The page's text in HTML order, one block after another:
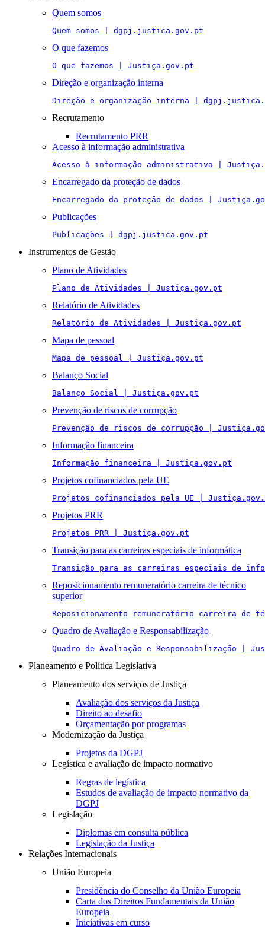
Quem somos
Quem somos | dgpj.justica.gov.pt
O que fazemos
O que fazemos | Justiça.gov.pt
Direção e organização interna
Direção e organização interna |
Recrutamento
Recrutamento PRR
Acesso à informação administrativa
Acesso à informação administrativa |
Encarregado da proteção de dados
Encarregado da proteção de dados |
Publicações
Publicações | dgpj.justica.gov.pt
Instrumentos de Gestão
Plano de Atividades
Plano de Atividades | Justiça.gov.pt
Relatório de Atividades
Relatório de Atividades | Justiça.gov.pt
Mapa de pessoal
Mapa de pessoal | Justiça.gov.pt
Balanço Social
Balanço Social | Justiça.gov.pt
Prevenção de riscos de corrupção
Prevenção de riscos de corrupção |
Informação financeira
Informação financeira | Justiça.gov.pt
Projetos cofinanciados pela UE
Projetos cofinanciados pela UE |
Projetos PRR
Projetos PRR | Justiça.gov.pt
Transição para as carreiras especiais de informática
Transição para as carreiras especiais de
Reposicionamento remuneratório carreira de técnico
superior
Reposicionamento remuneratório carreira
Quadro de Avaliação e Responsabilização
Quadro de Avaliação e Responsabilização |
Planeamento e Política Legislativa
Planeamento dos serviços de Justiça
Avaliação dos serviços da Justiça
Direito ao desafio
Orçamentação por programas
Modernização da Justiça
Projetos da DGPJ
Legística e avaliação de impacto normativo
Regras de legística
Estudos de avaliação de impacto normativo da
DGPJ
Legislação
Diplomas em consulta pública
Legislação da Justiça
Relações Internacionais
União Europeia
Presidência do Conselho da União Europeia
Carta dos Direitos Fundamentais da União
Europeia
Iniciativas em curso